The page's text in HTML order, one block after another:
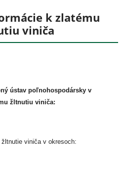
k zlatému
viniča
ústav poľnohospodársky v
žltnutiu viniča:
viniča v okresoch: